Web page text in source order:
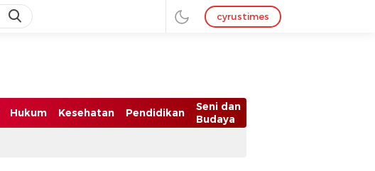
cyrustimes
Hukum Kesehatan Pendidikan
Seni dan
Budaya